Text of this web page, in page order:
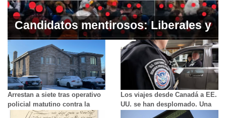
Candidatos mentirosos: Liberales y
Conservadores afirman que sus
mítines atraen a miles de
personas.
Arrestan a siete tras operativo
policial matutino contra la
mafia italiana en Montreal
Los viajes desde Canadá a EE.
UU. se han desplomado. Una
de las razones es el miedo.